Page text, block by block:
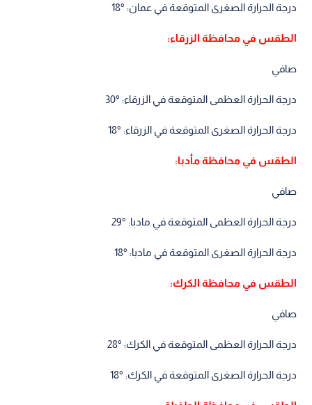
درجة الحرارة الصغرى المتوقعة في عمان: °18
الطقس في محافظة الزرقاء:
صافي
درجة الحرارة العظمى المتوقعة في الزرقاء: °30
درجة الحرارة الصغرى المتوقعة في الزرقاء: °18
الطقس في محافظة مأدبا:
صافي
درجة الحرارة العظمى المتوقعة في مادبا: °29
درجة الحرارة الصغرى المتوقعة في مادبا: °18
الطقس في محافظة الكرك:
صافي
درجة الحرارة العظمى المتوقعة في الكرك: °28
درجة الحرارة الصغرى المتوقعة في الكرك: °18